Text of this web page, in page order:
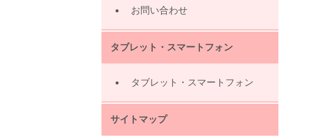
お問い合わせ
タブレット・スマートフォン
タブレット・スマートフォン
サイトマップ